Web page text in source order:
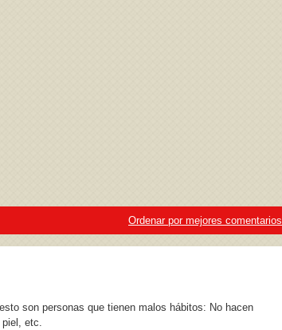
Ordenar por mejores comentarios
son personas que tienen malos hábitos: No hacen
etc.